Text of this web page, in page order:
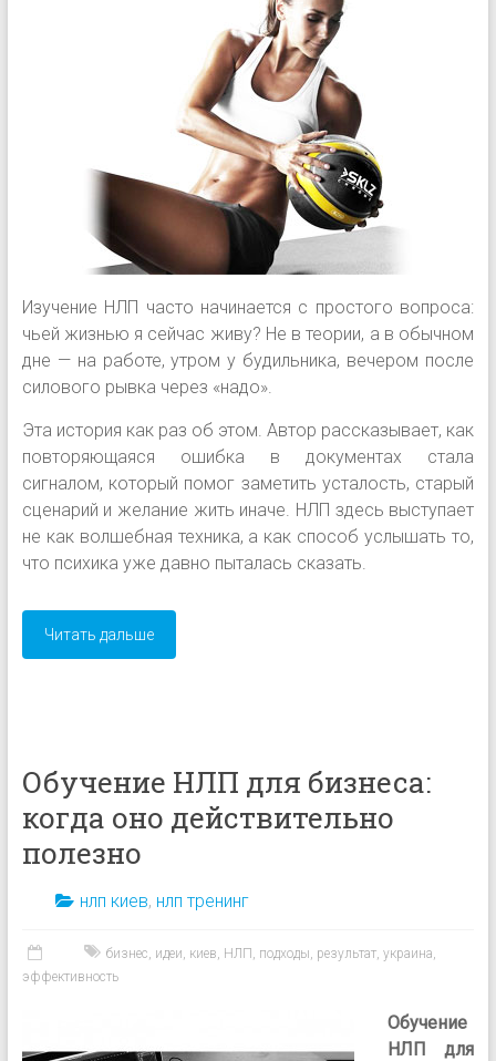
Изучение НЛП часто начинается с простого вопроса:
чьей жизнью я сейчас живу? Не в теории, а в обычном
дне — на работе, утром у будильника, вечером после
силового рывка через «надо».
Эта история как раз об этом. Автор рассказывает, как
повторяющаяся ошибка в документах стала
сигналом, который помог заметить усталость, старый
сценарий и желание жить иначе. НЛП здесь выступает
не как волшебная техника, а как способ услышать то,
что психика уже давно пыталась сказать.
Читать дальше
Обучение НЛП для бизнеса:
когда оно действительно
полезно
нлп киев, нлп тренинг
бизнес, идеи, киев, НЛП , подходы, результат, украина,
эффективность
Обучение
НЛП для